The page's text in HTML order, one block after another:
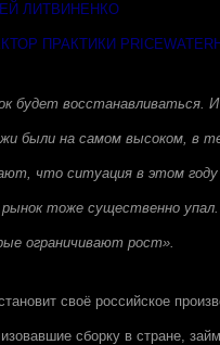
ЛИТВИНЕНКО
ПРАКТИКИ
будет восстанавливаться.
были на самом высоком, в
что ситуация в этом году
рынок тоже существенно
ограничивают рост».
своё российское
сборку в стране,